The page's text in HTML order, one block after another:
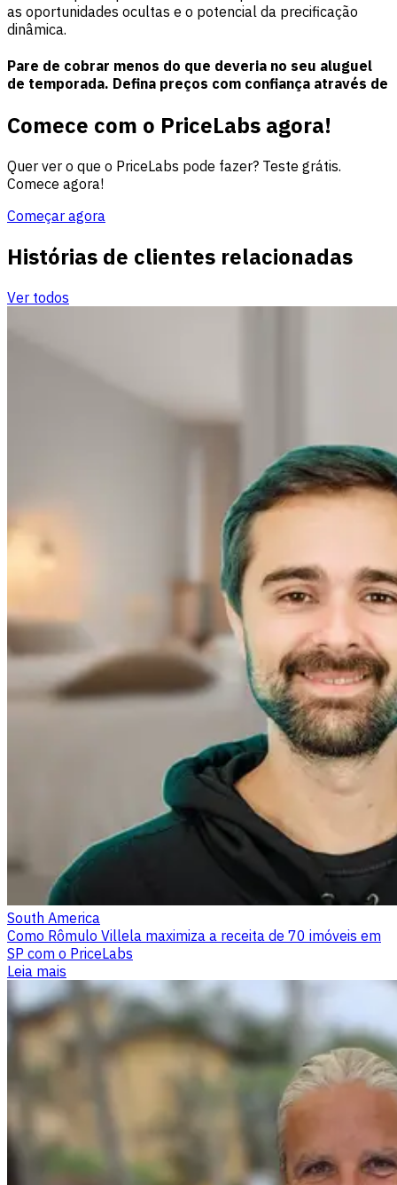
as oportunidades ocultas e o potencial da precificação
dinâmica.
Pare de cobrar menos do que deveria no seu aluguel
de temporada. Defina preços com confiança através de
Comece com o PriceLabs agora!
Quer ver o que o PriceLabs pode fazer? Teste grátis.
Comece agora!
Começar agora
Histórias de clientes relacionadas
Ver todos
South America
Como Rômulo Villela maximiza a receita de 70 imóveis em
SP com o PriceLabs
Leia mais